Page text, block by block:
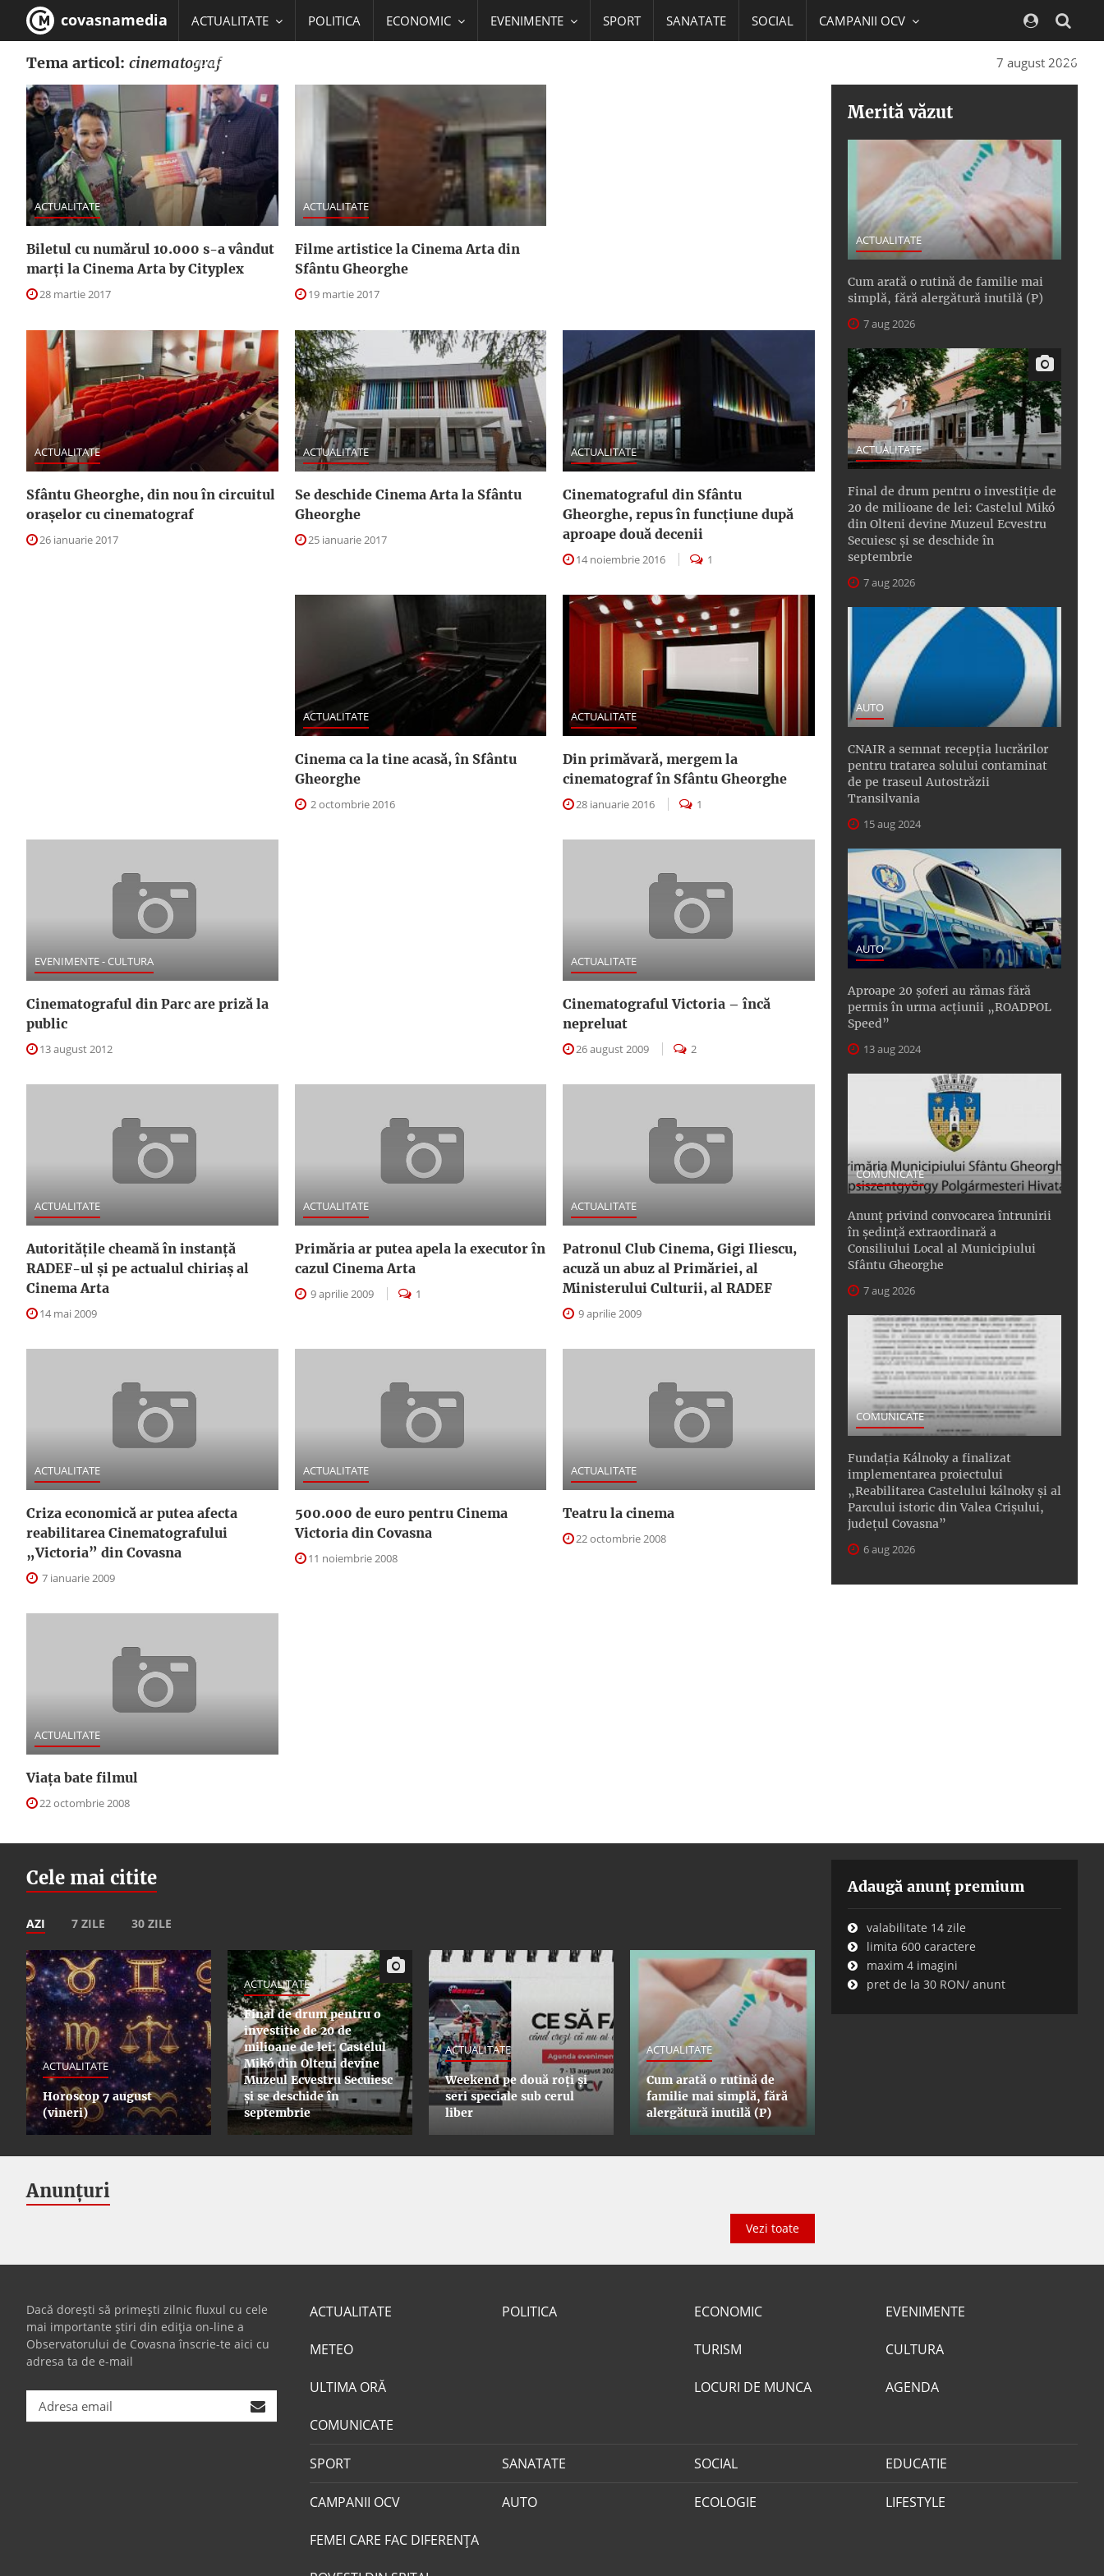
covasnamedia ACTUALITATE POLITICA ECONOMIC EVENIMENTE SPORT SANATATE SOCIAL CAMPANII OCV
EDUCATIE 7 august 2026
Tema articol: cinematograf
ACTUALITATE
Biletul cu numărul 10.000 s-a vândut
marţi la Cinema Arta by Cityplex
28 martie 2017
ACTUALITATE
Filme artistice la Cinema Arta din
Sfântu Gheorghe
19 martie 2017
ACTUALITATE
Sfântu Gheorghe, din nou în circuitul
oraşelor cu cinematograf
26 ianuarie 2017
ACTUALITATE
Se deschide Cinema Arta la Sfântu
Gheorghe
25 ianuarie 2017
ACTUALITATE
Cinematograful din Sfântu
Gheorghe, repus în funcţiune după
aproape două decenii
14 noiembrie 2016 1
ACTUALITATE
Cinema ca la tine acasă, în Sfântu
Gheorghe
2 octombrie 2016
ACTUALITATE
Din primăvară, mergem la
cinematograf în Sfântu Gheorghe
28 ianuarie 2016 1
EVENIMENTE - CULTURA
Cinematograful din Parc are priză la
public
13 august 2012
ACTUALITATE
Cinematograful Victoria – încă
nepreluat
26 august 2009 2
ACTUALITATE
Autorităţile cheamă în instanţă
RADEF-ul şi pe actualul chiriaş al
Cinema Arta
14 mai 2009
ACTUALITATE
Primăria ar putea apela la executor în
cazul Cinema Arta
9 aprilie 2009 1
ACTUALITATE
Patronul Club Cinema, Gigi Iliescu,
acuză un abuz al Primăriei, al
Ministerului Culturii, al RADEF
9 aprilie 2009
ACTUALITATE
Criza economică ar putea afecta
reabilitarea Cinematografului
„Victoria” din Covasna
7 ianuarie 2009
ACTUALITATE
500.000 de euro pentru Cinema
Victoria din Covasna
11 noiembrie 2008
ACTUALITATE
Teatru la cinema
22 octombrie 2008
ACTUALITATE
Viaţa bate filmul
22 octombrie 2008
Merită văzut
ACTUALITATE
Cum arată o rutină de familie mai
simplă, fără alergătură inutilă (P)
7 aug 2026
ACTUALITATE
Final de drum pentru o investiție de
20 de milioane de lei: Castelul Mikó
din Olteni devine Muzeul Ecvestru
Secuiesc și se deschide în
septembrie
7 aug 2026
AUTO
CNAIR a semnat recepţia lucrărilor
pentru tratarea solului contaminat
de pe traseul Autostrăzii
Transilvania
15 aug 2024
AUTO
Aproape 20 șoferi au rămas fără
permis în urma acțiunii „ROADPOL
Speed”
13 aug 2024
COMUNICATE
Anunţ privind convocarea întrunirii
în şedinţă extraordinară a
Consiliului Local al Municipiului
Sfântu Gheorghe
7 aug 2026
COMUNICATE
Fundația Kálnoky a finalizat
implementarea proiectului
„Reabilitarea Castelului kálnoky și al
Parcului istoric din Valea Crișului,
județul Covasna”
6 aug 2026
Cele mai citite
AZI 7 ZILE 30 ZILE
ACTUALITATE
Horoscop 7 august
(vineri)
ACTUALITATE
Final de drum pentru o
investiție de 20 de
milioane de lei: Castelul
Mikó din Olteni devine
Muzeul Ecvestru Secuiesc
și se deschide în
septembrie
ACTUALITATE
Weekend pe două roți și
seri speciale sub cerul
liber
ACTUALITATE
Cum arată o rutină de
familie mai simplă, fără
alergătură inutilă (P)
Adaugă anunț premium
valabilitate 14 zile
limita 600 caractere
maxim 4 imagini
pret de la 30 RON/ anunt
Anunțuri
Vezi toate
Dacă dorești să primești zilnic fluxul cu cele
mai importante știri din ediția on-line a
Observatorului de Covasna înscrie-te aici cu
adresa ta de e-mail
ACTUALITATE
METEO
ULTIMA ORĂ
COMUNICATE
POLITICA ECONOMIC
TURISM
LOCURI DE MUNCA
EVENIMENTE
CULTURA
AGENDA
SPORT SANATATE SOCIAL EDUCATIE
CAMPANII OCV
FEMEI CARE FAC DIFERENȚA
AUTO ECOLOGIE LIFESTYLE